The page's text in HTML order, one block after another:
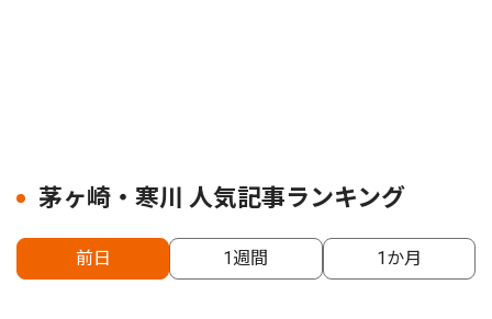
茅ヶ崎・寒川 人気記事ランキング
前日 1週間 1か月